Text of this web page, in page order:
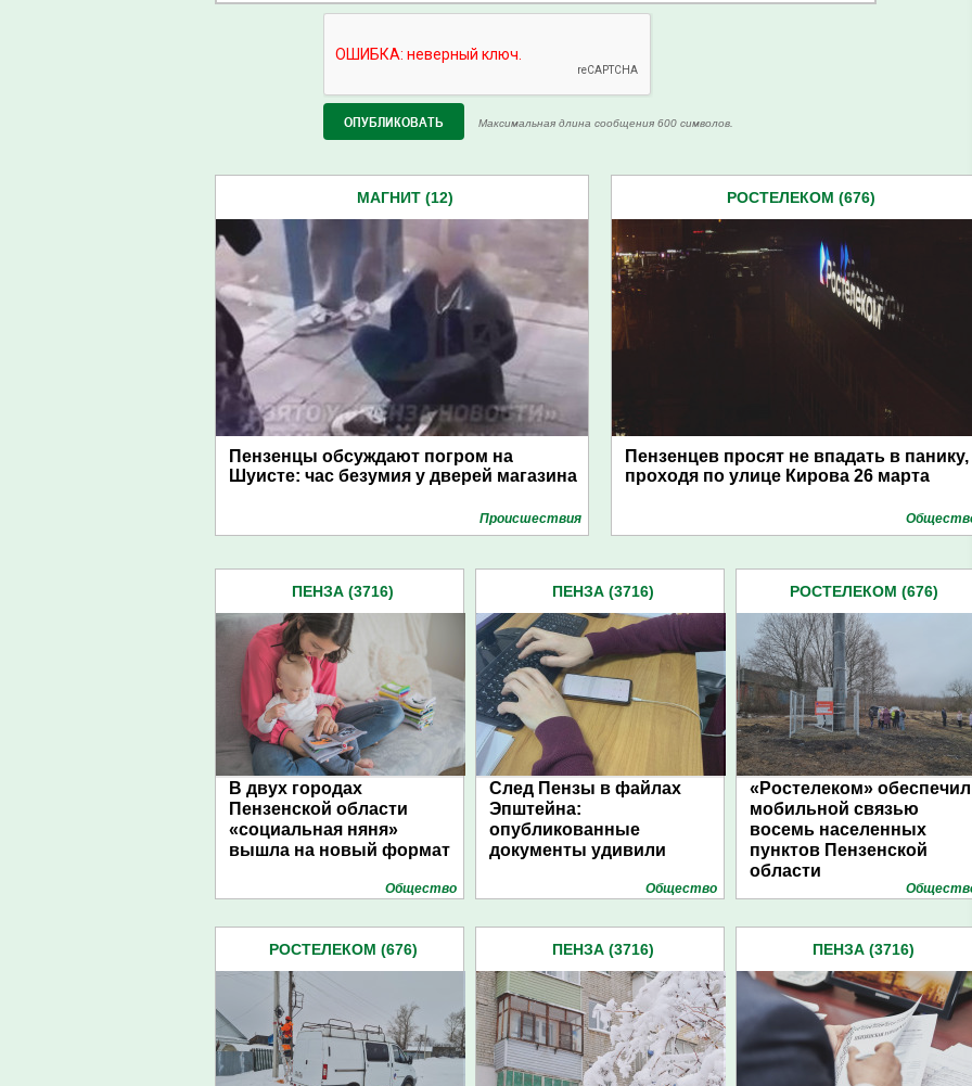
Максимальная длина сообщения 600 символов.
МАГНИТ (12)
Пензенцы обсуждают погром на
Шуисте: час безумия у дверей магазина
Проиcшествия
РОСТЕЛЕКОМ (676)
Пензенцев просят не впадать в панику,
проходя по улице Кирова 26 марта
ПЕНЗА (3716)
В двух городах
Пензенской области
«социальная няня»
вышла на новый формат
Общество
ПЕНЗА (3716)
След Пензы в файлах
Эпштейна:
опубликованные
документы удивили
Общество
РОСТЕЛЕКОМ (676)
«Ростелеком» обеспечил
мобильной связью
восемь населенных
пунктов Пензенской
области
РОСТЕЛЕКОМ (676) ПЕНЗА (3716) ПЕНЗА (3716)